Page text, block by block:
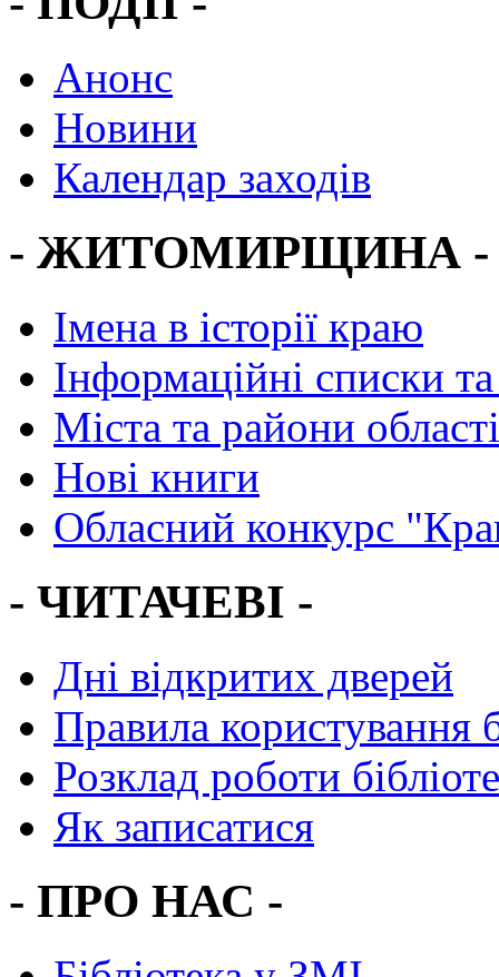
Анонс
Новини
Календар заходів
- ЖИТОМИРЩИНА -
Імена в історії краю
Інформаційні списки
Міста та райони області
Нові книги
Обласний конкурс
- ЧИТАЧЕВІ -
Дні відкритих дверей
Правила користування
Розклад роботи
Як записатися
- ПРО НАС -